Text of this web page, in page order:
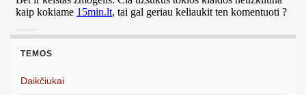
TEMOS
Daikčiukai